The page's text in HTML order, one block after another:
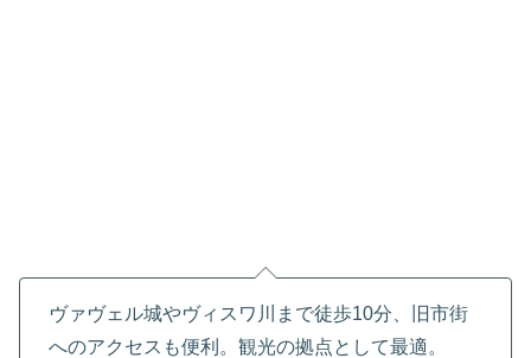
ヴァヴェル城やヴィスワ川まで徒歩10分、旧市街
へのアクセスも便利。観光の拠点として最適。